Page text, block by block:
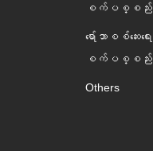
စက်ပစ္စည်း
ရော်ဘာစစ်ဆေးရေး
စက်ပစ္စည်း
Others